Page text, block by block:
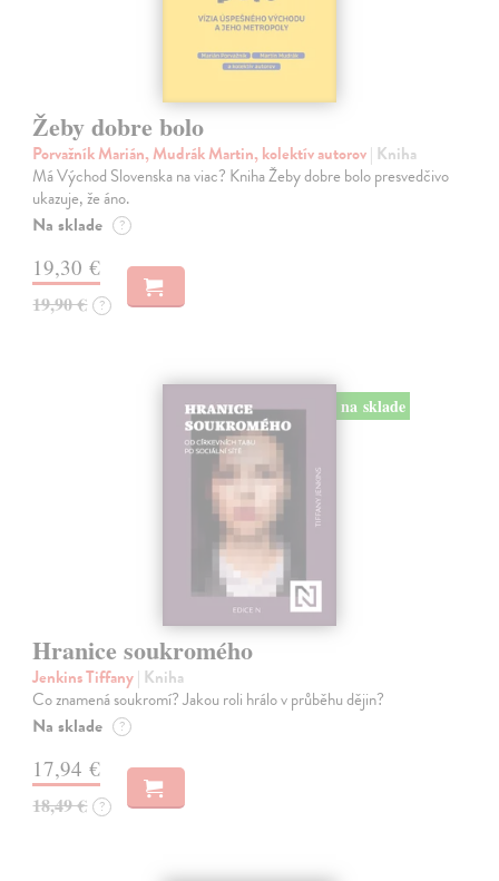
Žeby dobre bolo
Porvažník Marián, Mudrák Martin, kolektív autorov| Kniha
Má Východ Slovenska na viac? Kniha Žeby dobre bolo presvedčivo
ukazuje, že áno.
Na sklade ?
19,30 €
19,90 € ?
na sklade
Hranice soukromého
Jenkins Tiffany| Kniha
Co znamená soukromí? Jakou roli hrálo v průběhu dějin?
Na sklade ?
17,94 €
18,49 € ?